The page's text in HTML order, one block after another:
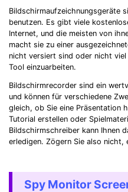
Bildschirmaufzeichnungsgeräte
benutzen. Es gibt viele
Internet, und die meisten von
macht sie zu einer
nicht versiert sind oder nicht viel
Tool einzuarbeiten.
Bildschirmrecorder sind ein
und können für verschiedene
gleich, ob Sie eine Präsentation
Tutorial erstellen oder
Bildschirmschreiber kann Ihnen
erledigen. Zögern Sie also nicht,
Spy Monitor